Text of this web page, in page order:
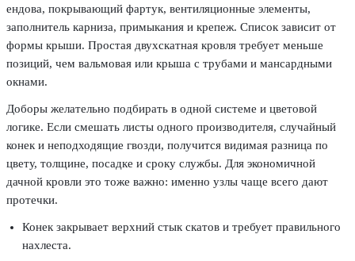
ендова, покрывающий фартук, вентиляционные элементы,
заполнитель карниза, примыкания и крепеж. Список зависит от
формы крыши. Простая двухскатная кровля требует меньше
позиций, чем вальмовая или крыша с трубами и мансардными
окнами.
Доборы желательно подбирать в одной системе и цветовой
логике. Если смешать листы одного производителя, случайный
конек и неподходящие гвозди, получится видимая разница по
цвету, толщине, посадке и сроку службы. Для экономичной
дачной кровли это тоже важно: именно узлы чаще всего дают
протечки.
Конек закрывает верхний стык скатов и требует правильного
нахлеста.